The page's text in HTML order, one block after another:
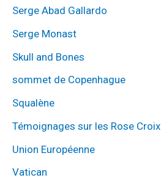
Serge Abad Gallardo
Serge Monast
Skull and Bones
sommet de Copenhague
Squalène
Témoignages sur les Rose Croix
Union Européenne
Vatican